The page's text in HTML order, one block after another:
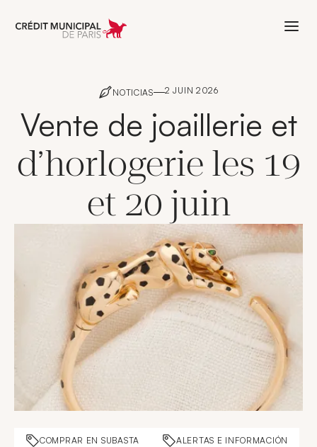
Aller à l'accueil de Crédit Municipal
NOTICIAS 2 JUIN 2026
Vente de joaillerie et
d’horlogerie les 19
et 20 juin
COMPRAR EN SUBASTA ALERTAS E INFORMACIÓN